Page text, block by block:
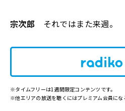
宗次郎 それではまた来週。
※タイムフリーは1週間限定コンテンツです。
※他エリアの放送を聴くにはプレミアム会員にな